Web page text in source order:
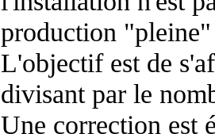
production "pleine"
L'objectif est de
divisant par le
Une correction est